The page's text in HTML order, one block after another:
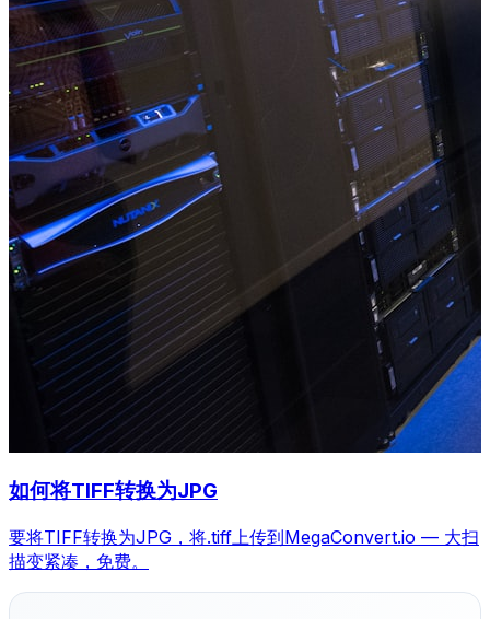
如何将TIFF转换为JPG
要将TIFF转换为JPG，将.tiff上传到MegaConvert.io — 大扫
描变紧凑，免费。